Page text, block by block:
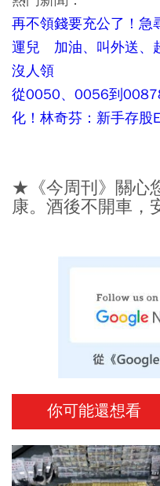
再不領錢要充公了！急
運兒 加油、叫外送、
沒人領
從0050、0056到
化！林奇芬：新手存股
★《今周刊》關心
康。酒後不開車，
你可能還想看